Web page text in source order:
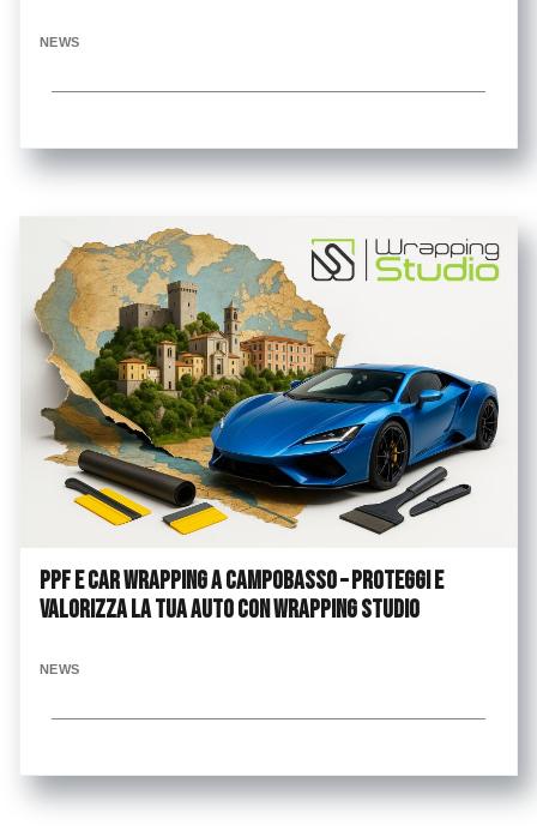
NEWS
...
PPF e Car Wrapping a Campobasso – Proteggi e
valorizza la tua auto con Wrapping Studio
NEWS
...